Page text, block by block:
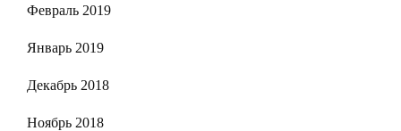
Февраль 2019
Январь 2019
Декабрь 2018
Ноябрь 2018